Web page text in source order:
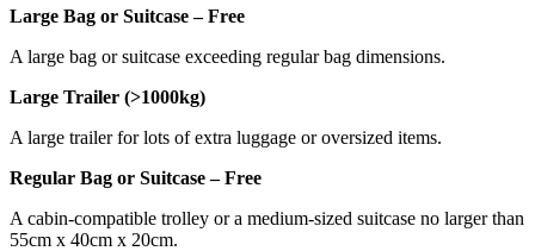
Large Bag or Suitcase – Free
A large bag or suitcase exceeding regular bag dimensions.
Large Trailer (>1000kg)
A large trailer for lots of extra luggage or oversized items.
Regular Bag or Suitcase – Free
A cabin-compatible trolley or a medium-sized suitcase no larger than
55cm x 40cm x 20cm.